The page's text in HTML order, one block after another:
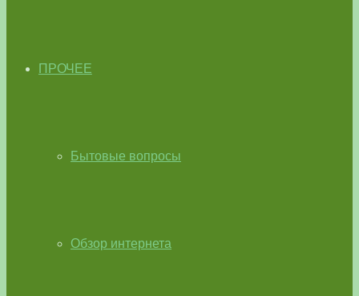
ПРОЧЕЕ
Бытовые вопросы
Обзор интернета